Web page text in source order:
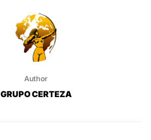
Author
GRUPO CERTEZA